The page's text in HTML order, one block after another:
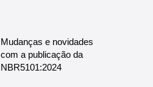
Mudanças e novidades
com a publicação da
NBR5101:2024